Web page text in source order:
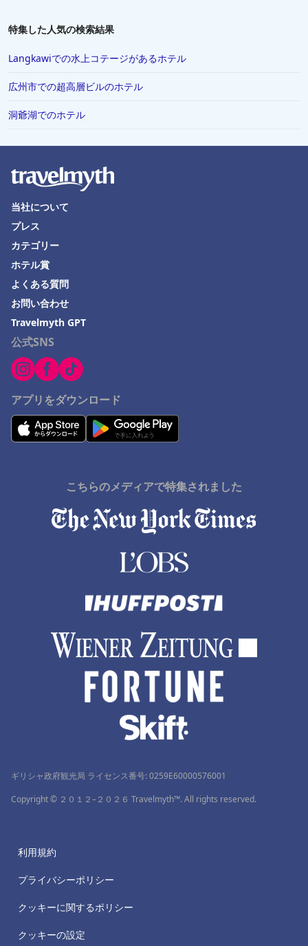
特集した人気の検索結果
Langkawiでの水上コテージがあるホテル
広州市での超高層ビルのホテル
洞爺湖でのホテル
公式SNS
アプリをダウンロード
当社について
プレス
カテゴリー
ホテル賞
よくある質問
お問い合わせ
Travelmyth GPT
こちらのメディアで特集されました
ギリシャ政府観光局 ライセンス番号: 0259Ε60000576001
Copyright © ２０１２–２０２６ Travelmyth™. All rights reserved.
利用規約
プライバシーポリシー
クッキーに関するポリシー
クッキーの設定